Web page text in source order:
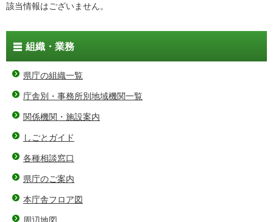
該当情報はございません。
組織・業務
県庁の組織一覧
庁舎別・事務所別地域機関一覧
関係機関・施設案内
しごとガイド
各種相談窓口
県庁のご案内
本庁舎フロア図